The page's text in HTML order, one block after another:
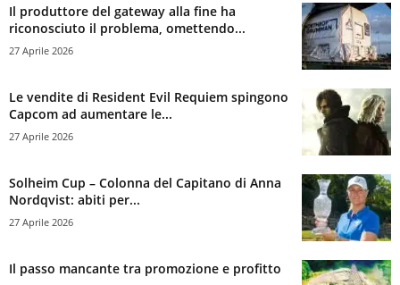
Il produttore del gateway alla fine ha
riconosciuto il problema, omettendo...
27 Aprile 2026
Le vendite di Resident Evil Requiem spingono
Capcom ad aumentare le...
27 Aprile 2026
Solheim Cup – Colonna del Capitano di Anna
Nordqvist: abiti per...
27 Aprile 2026
Il passo mancante tra promozione e profitto